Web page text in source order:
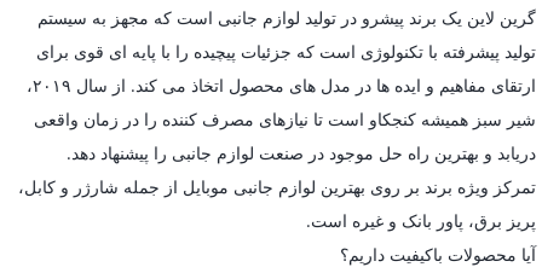
گرین لاین یک برند پیشرو در تولید لوازم جانبی است که مجهز به سیستم
تولید پیشرفته با تکنولوژی است که جزئیات پیچیده را با پایه ای قوی برای
ارتقای مفاهیم و ایده ها در مدل های محصول اتخاذ می کند. از سال ۲۰۱۹،
شیر سبز همیشه کنجکاو است تا نیازهای مصرف کننده را در زمان واقعی
دریابد و بهترین راه حل موجود در صنعت لوازم جانبی را پیشنهاد دهد.
تمرکز ویژه برند بر روی بهترین لوازم جانبی موبایل از جمله شارژر و کابل،
پریز برق، پاور بانک و غیره است.
آیا محصولات باکیفیت داریم؟